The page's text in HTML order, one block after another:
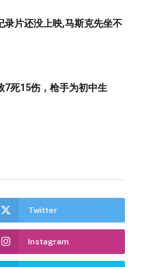
录片还没上映,马斯克先坐不
7死15伤，枪手为初中生
Twitter
Instagram